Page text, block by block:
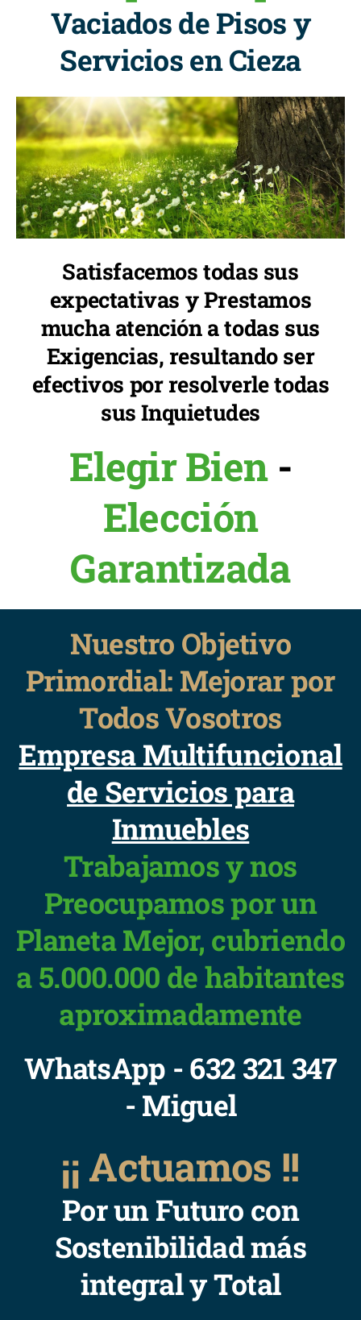
Vaciados de Pisos y
Servicios en Cieza
Satisfacemos todas sus
expectativas y Prestamos
mucha atención a todas sus
Exigencias, resultando ser
efectivos por resolverle todas
sus Inquietudes
Elegir Bien -
Elección
Garantizada
Nuestro Objetivo
Primordial: Mejorar por
Todos Vosotros
Empresa Multifuncional
de Servicios para
Inmuebles
Trabajamos y nos
Preocupamos por un
Planeta Mejor, cubriendo
a 5.000.000 de habitantes
aproximadamente
WhatsApp - 632 321 347
- Miguel
¡¡ Actuamos !!
Por un Futuro con
Sostenibilidad más
integral y Total